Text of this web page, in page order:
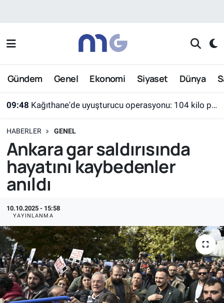
Gündem Genel Ekonomi Siyaset Dünya
09:48 Kağıthane'de uyuşturucu operasyonu: 104 kilo pregabalin ele geçirildi
HABERLER GENEL
Ankara gar saldırısında
hayatını kaybedenler
anıldı
10.10.2025 - 15:58
YAYINLANMA
Nöbetçi Eczaneler
Hava Durumu
Süper Lig Puan Durumu ve Fikstür
Tüm Manşetler
Son Dakika Haberleri
Haber Arşivi